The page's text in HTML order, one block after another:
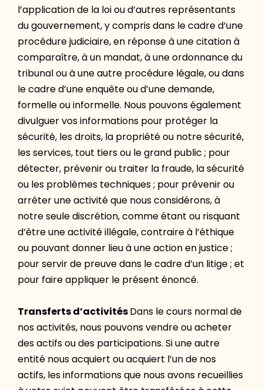
l’application de la loi ou d’autres représentants
du gouvernement, y compris dans le cadre d’une
procédure judiciaire, en réponse à une citation à
comparaître, à un mandat, à une ordonnance du
tribunal ou à une autre procédure légale, ou dans
le cadre d’une enquête ou d’une demande,
formelle ou informelle. Nous pouvons également
divulguer vos informations pour protéger la
sécurité, les droits, la propriété ou notre sécurité,
les services, tout tiers ou le grand public ; pour
détecter, prévenir ou traiter la fraude, la sécurité
ou les problèmes techniques ; pour prévenir ou
arrêter une activité que nous considérons, à
notre seule discrétion, comme étant ou risquant
d’être une activité illégale, contraire à l’éthique
ou pouvant donner lieu à une action en justice ;
pour servir de preuve dans le cadre d’un litige ; et
pour faire appliquer le présent énoncé.
Transferts d’activitésDans le cours normal de
nos activités, nous pouvons vendre ou acheter
des actifs ou des participations. Si une autre
entité nous acquiert ou acquiert l’un de nos
actifs, les informations que nous avons recueillies